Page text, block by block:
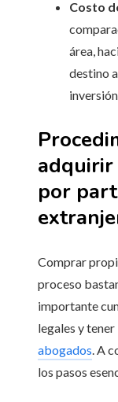
Costo
área,
destino
adquirir
por
Comprar
proceso
importante
legales y
abogados. A
los pasos